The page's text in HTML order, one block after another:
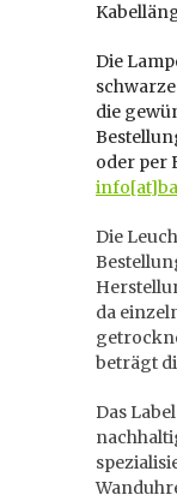
Die
die
oder per
Die
da
beträgt
Das Label